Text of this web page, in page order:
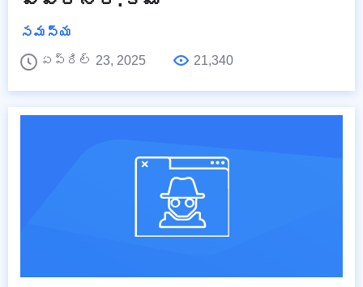
సమస్య
ఏప్రిల్ 23, 2025
21,340